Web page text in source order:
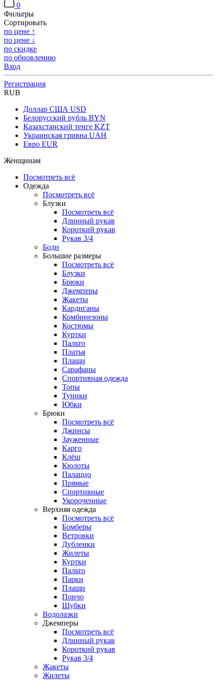
0
Фильтры
Сортировать
по цене ↑
по цене ↓
по скидке
по обновлению
Вход
Регистрация
RUB
Доллар США USD
Белорусский рубль BYN
Казахстанский тенге KZT
Украинская гривна UAH
Евро EUR
Женщинам
Посмотреть всё
Одежда
Посмотреть всё
Блузки
Посмотреть всё
Длинный рукав
Короткий рукав
Рукав 3/4
Боди
Большие размеры
Посмотреть всё
Блузки
Брюки
Джемперы
Жакеты
Кардиганы
Комбинезоны
Костюмы
Куртки
Пальто
Платья
Плащи
Сарафаны
Спортивная одежда
Топы
Туники
Юбки
Брюки
Посмотреть всё
Джинсы
Зауженные
Карго
Клёш
Кюлоты
Палаццо
Прямые
Спортивные
Укороченные
Верхняя одежда
Посмотреть всё
Бомберы
Ветровки
Дубленки
Жилеты
Куртки
Пальто
Парки
Плащи
Пончо
Шубки
Водолазки
Джемперы
Посмотреть всё
Длинный рукав
Короткий рукав
Рукав 3/4
Жакеты
Жилеты